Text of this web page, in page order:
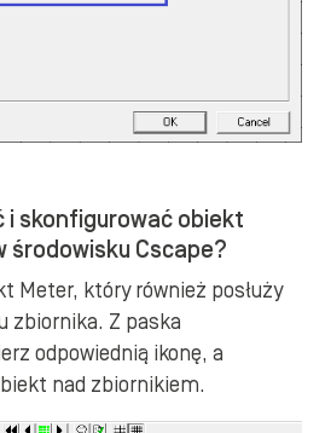
i skonfigurować obiekt
środowisku Cscape?
Meter, który również posłuży
zbiornika. Z paska
odpowiednią ikonę, a
nad zbiornikiem.